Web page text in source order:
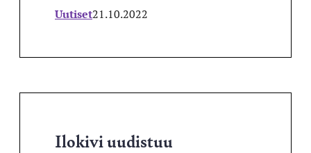
Uutiset21.10.2022
Ilokivi uudistuu